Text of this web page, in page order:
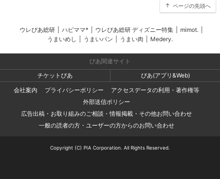
ページの先頭へ
ウレぴあ総研 ハピママ* ウレぴあ総研 ディズニー特集 mimot.
うまいめし
うまいパン うまい肉 Medery.
ぴあ関連サイト
チケットぴあ
ぴあ(アプリ&Web)
会社案内
プライバシーポリシー
アクセスデータの利用・著作権等
外部送信ポリシー
広告出稿・お取り組みのご相談・情報掲載・その他お問い合わせ
一般の読者の方・ユーザーの方からのお問い合わせ
Copyright (C) PIA Corporation. All Rights Reserved.